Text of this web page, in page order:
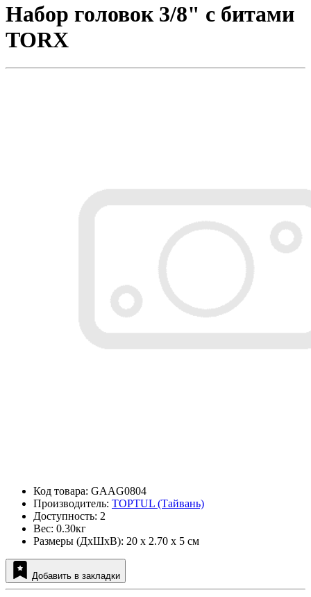
Набор головок 3/8" с битами
TORX
Код товара: GAAG0804
Производитель: TOPTUL (Тайвань)
Доступность: 2
Вес: 0.30кг
Размеры (ДxШxВ): 20 x 2.70 x 5 см
Добавить в закладки